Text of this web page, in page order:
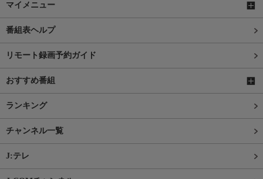
マイメニュー
番組表ヘルプ
リモート録画予約ガイド
おすすめ番組
ランキング
チャンネル一覧
J:テレ